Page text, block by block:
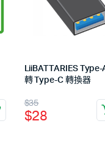
LiiBATTARIES Type-
轉 Type-C 轉換器
$35
$28